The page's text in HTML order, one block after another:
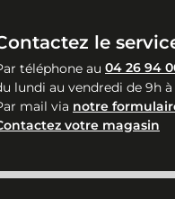
le
téléphone au 04 26 94
lundi au vendredi de 9h à
mail via notre
votre magasin